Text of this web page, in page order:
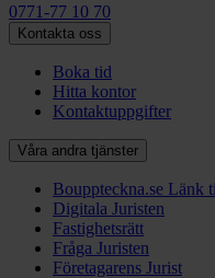
0771-77 10 70
Kontakta oss
Boka tid
Hitta kontor
Kontaktuppgifter
Våra andra tjänster
Bouppteckna.se Länk
Digitala Juristen
Fastighetsrätt
Fråga Juristen
Företagarens Jurist